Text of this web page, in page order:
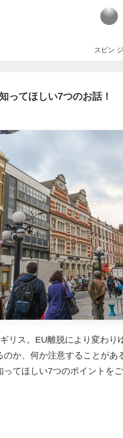
スピン
ってほしい7つのお話！
リス。EU離脱により変わり
か、何か注意することがあ
てほしい7つのポイントをご